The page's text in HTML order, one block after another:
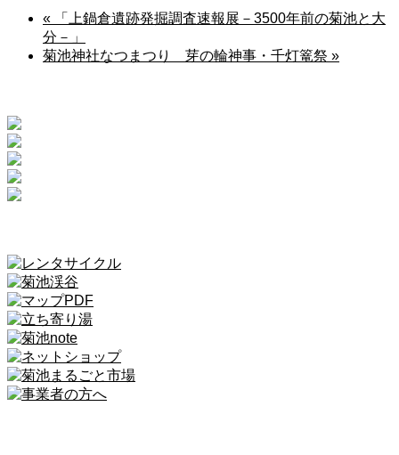
« 「上鍋倉遺跡発掘調査速報展－3500年前の菊池と大
分－」
菊池神社なつまつり 芽の輪神事・千灯篭祭 »